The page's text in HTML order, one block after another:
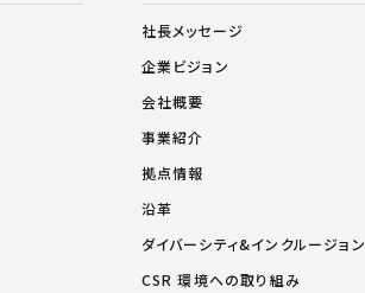
社長メッセージ
企業ビジョン
会社概要
事業紹介
拠点情報
沿革
ダイバーシティ&インクルージョン
CSR 環境への取り組み